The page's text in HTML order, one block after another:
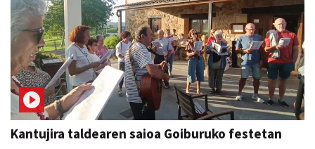
Kantujira taldearen saioa Goiburuko festetan